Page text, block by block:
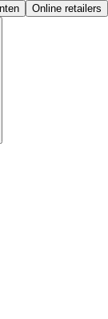
Online retailers